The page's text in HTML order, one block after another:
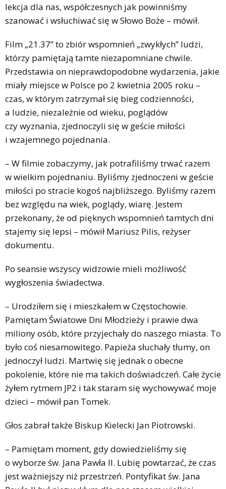
lekcja dla nas, współczesnych jak powinniśmy
szanować i wsłuchiwać się w Słowo Boże – mówił.
Film „21.37” to zbiór wspomnień „zwykłych” ludzi,
którzy pamiętają tamte niezapomniane chwile.
Przedstawia on nieprawdopodobne wydarzenia, jakie
miały miejsce w Polsce po 2 kwietnia 2005 roku –
czas, w którym zatrzymał się bieg codzienności,
a ludzie, niezależnie od wieku, poglądów
czy wyznania, zjednoczyli się w geście miłości
i wzajemnego pojednania.
– W filmie zobaczymy, jak potrafiliśmy trwać razem
w wielkim pojednaniu. Byliśmy zjednoczeni w geście
miłości po stracie kogoś najbliższego. Byliśmy razem
bez względu na wiek, poglądy, wiarę. Jestem
przekonany, że od pięknych wspomnień tamtych dni
stajemy się lepsi – mówił Mariusz Pilis, reżyser
dokumentu.
Po seansie wszyscy widzowie mieli możliwość
wygłoszenia świadectwa.
– Urodziłem się i mieszkałem w Częstochowie.
Pamiętam Światowe Dni Młodzieży i prawie dwa
miliony osób, które przyjechały do naszego miasta. To
było coś niesamowitego. Papieża słuchały tłumy, on
jednoczył ludzi. Martwię się jednak o obecne
pokolenie, które nie ma takich doświadczeń. Całe życie
żyłem rytmem JP2 i tak staram się wychowywać moje
dzieci – mówił pan Tomek.
Głos zabrał także Biskup Kielecki Jan Piotrowski.
– Pamiętam moment, gdy dowiedzieliśmy się
o wyborze św. Jana Pawła II. Lubię powtarzać, że czas
jest ważniejszy niż przestrzeń. Pontyfikat św. Jana